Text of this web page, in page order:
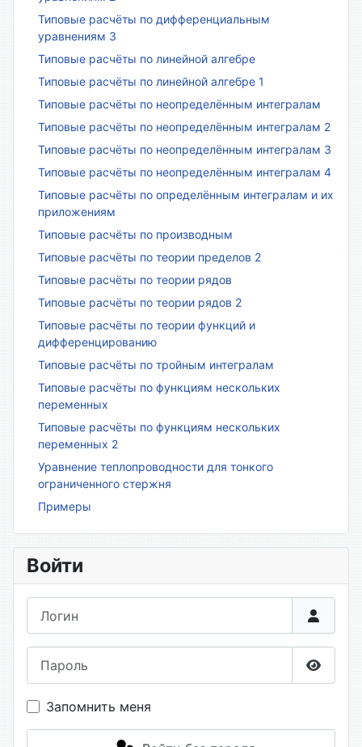
Типовые расчёты по дифференциальным
уравнениям 3
Типовые расчёты по линейной алгебре
Типовые расчёты по линейной алгебре 1
Типовые расчёты по неопределённым интегралам
Типовые расчёты по неопределённым интегралам 2
Типовые расчёты по неопределённым интегралам 3
Типовые расчёты по неопределённым интегралам 4
Типовые расчёты по определённым интегралам и их
приложениям
Типовые расчёты по производным
Типовые расчёты по теории пределов 2
Типовые расчёты по теории рядов
Типовые расчёты по теории рядов 2
Типовые расчёты по теории функций и
дифференцированию
Типовые расчёты по тройным интегралам
Типовые расчёты по функциям нескольких
переменных
Типовые расчёты по функциям нескольких
переменных 2
Уравнение теплопроводности для тонкого
ограниченного стержня
Примеры
Войти
Запомнить меня